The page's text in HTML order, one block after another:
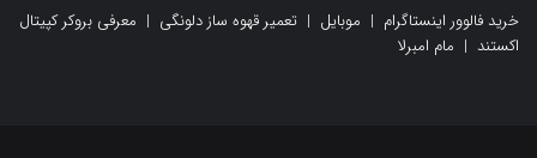
خرید فالوور اینستاگرام | موبایل | تعمیر قهوه ساز دلونگی | معرفی بروکر کپیتال
اکستند | مام امبرلا